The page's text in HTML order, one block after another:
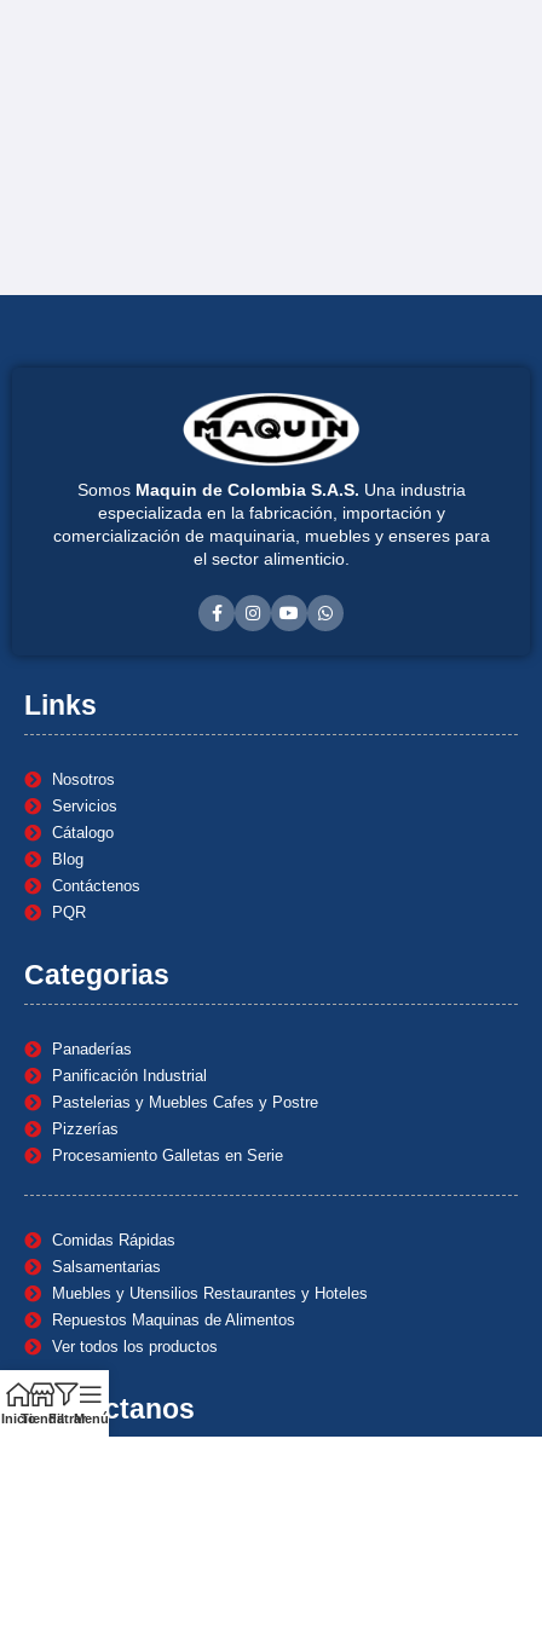
Somos Maquin de Colombia S.A.S. Una industria
especializada en la fabricación, importación y
comercialización de maquinaria, muebles y enseres para
el sector alimenticio.
Links
Nosotros
Servicios
Cátalogo
Blog
Contáctenos
PQR
Categorias
Panaderías
Panificación Industrial
Pastelerias y Muebles Cafes y Postre
Pizzerías
Procesamiento Galletas en Serie
Comidas Rápidas
Salsamentarias
Muebles y Utensilios Restaurantes y Hoteles
Repuestos Maquinas de Alimentos
Ver todos los productos
Contáctanos
InicioTiendaFiltrarMenú